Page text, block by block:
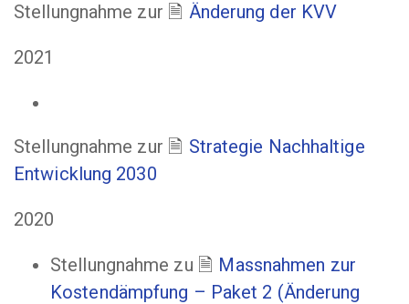
Stellungnahme zur Änderung der KVV
2021
Stellungnahme zur
Strategie Nachhaltige
Entwicklung 2030
2020
Stellungnahme zu
Massnahmen zur
Kostendämpfung – Paket 2 (Änderung